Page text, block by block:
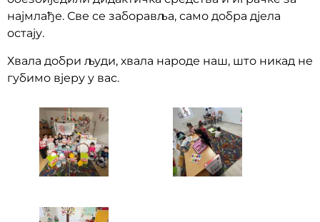
најмлађе. Све се заборавља, само добра дјела
остају.
Хвала добри људи, хвала народе наш, што никад не
губимо вјеру у вас.